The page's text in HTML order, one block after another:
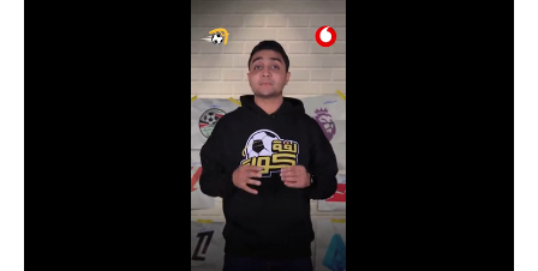
الدوري السعودي للمحترفين